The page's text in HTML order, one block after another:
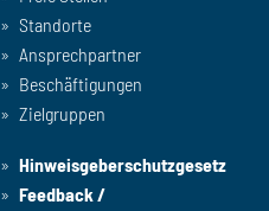
Standorte
Ansprechpartner
Beschäftigungen
Zielgruppen
Hinweisgeberschutzgesetz
Feedback /